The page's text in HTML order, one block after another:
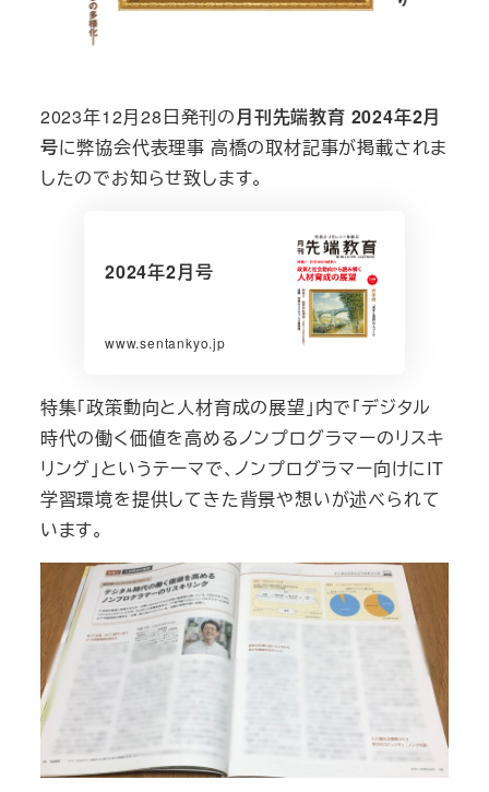
2023年12月28日発刊の月刊先端教育 2024年2月
号に弊協会代表理事 高橋の取材記事が掲載されま
したのでお知らせ致します。
2024年2月号
www.sentankyo.jp
特集「政策動向と人材育成の展望」内で「デジタル
時代の働く価値を高めるノンプログラマーのリスキ
リング」というテーマで、ノンプログラマー向けにIT
学習環境を提供してきた背景や想いが述べられて
います。